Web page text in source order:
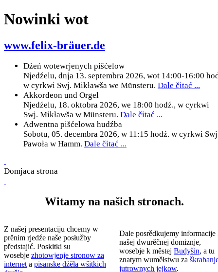
Nowinki wot
www.felix-bräuer.de
Dźeń wotewrjenych pišćelow
Njedźelu, dnja 13. septembra 2026, wot 14:00-16:00
w cyrkwi Swj. Mikławša we Münsteru. Dale čitać ...
Akkordeon und Orgel
Njedźelu, 18. oktobra 2026, we 18:00 hodź., w cyrkwi
Swj. Mikławša w Münsteru. Dale čitać ...
Adwentna pišćelowa hudźba
Sobotu, 05. decembra 2026, w 11:15 hodź. w cyrkwi
Pawoła w Hamm. Dale čitać ...
Domjaca strona
Witamy na našich stronach.
Z našej presentaciju chcemy w
prěnim rjedźe naše posłužby
předstajić. Poskitki su
wosebje zhotowjenje stronow za
interneta pisanske dźěła wšitkich
Dale posrědkujemy informacije
našej dwurěčnej domiznje,
wosebje k městej Budyšin, a tu
znatym wuměłstwu za
jutrownych jejkow.